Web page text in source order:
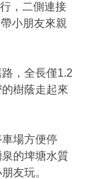
，二側連接
小朋友來親
，全長僅1.2
樹蔭走起來
場方便停
的埤塘水質
友玩。